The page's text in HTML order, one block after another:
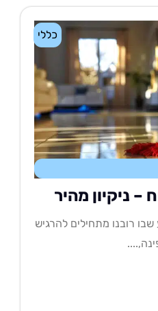
כללי
מהיר
מתחילים להרגיש